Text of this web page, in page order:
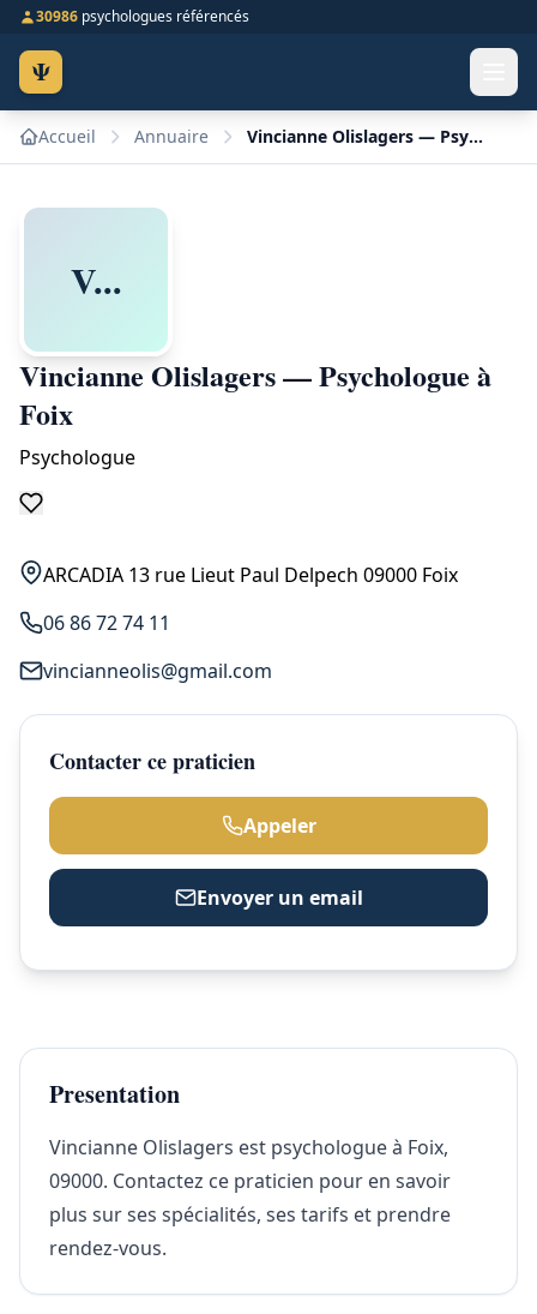
30986 psychologues référencés
Ψ
Accueil Annuaire Vincianne Olislagers — Psychologue à Foix
V...
Vincianne Olislagers — Psychologue à
Foix
Psychologue
ARCADIA 13 rue Lieut Paul Delpech 09000 Foix
06 86 72 74 11
vincianneolis@gmail.com
Contacter ce praticien
Appeler
Envoyer un email
Presentation
Vincianne Olislagers est psychologue à Foix,
09000. Contactez ce praticien pour en savoir
plus sur ses spécialités, ses tarifs et prendre
rendez-vous.